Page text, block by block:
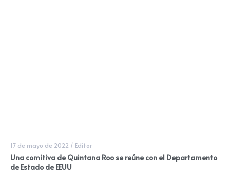
17 de mayo de 2022 / Editor
Una comitiva de Quintana Roo se reúne con el Departamento
de Estado de EEUU